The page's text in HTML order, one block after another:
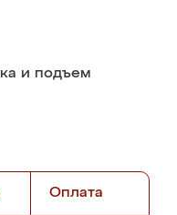
и подъем
Оплата